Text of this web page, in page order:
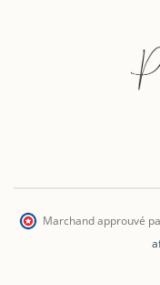
Marchand approuvé